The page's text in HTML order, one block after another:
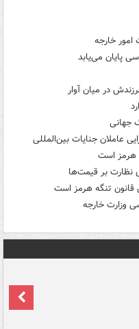
امور خارجه
پایان می‌یابد
در میان آوار
جهانی
عاملان جنایات بین‌المللی
هرمز است
نظارت بر قیمت‌ها
قانون تنگه هرمز است
وزارت خارجه